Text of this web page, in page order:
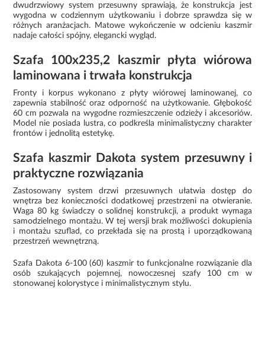
dwudrzwiowy system przesuwny sprawiają, że konstrukcja jest
wygodna w codziennym użytkowaniu i dobrze sprawdza się w
różnych aranżacjach. Matowe wykończenie w odcieniu kaszmir
nadaje całości spójny, elegancki wygląd.
Szafa 100x235,2 kaszmir płyta wiórowa
laminowana i trwała konstrukcja
Fronty i korpus wykonano z płyty wiórowej laminowanej, co
zapewnia stabilność oraz odporność na użytkowanie. Głębokość
60 cm pozwala na wygodne rozmieszczenie odzieży i akcesoriów.
Model nie posiada lustra, co podkreśla minimalistyczny charakter
frontów i jednolitą estetykę.
Szafa kaszmir Dakota system przesuwny i
praktyczne rozwiązania
Zastosowany system drzwi przesuwnych ułatwia dostęp do
wnętrza bez konieczności dodatkowej przestrzeni na otwieranie.
Waga 80 kg świadczy o solidnej konstrukcji, a produkt wymaga
samodzielnego montażu. W tej wersji brak możliwości dokupienia
i montażu szuflad, co przekłada się na prostą i uporządkowaną
przestrzeń wewnętrzną.
Szafa Dakota 6-100 (60) kaszmir to funkcjonalne rozwiązanie dla
osób szukających pojemnej, nowoczesnej szafy 100 cm w
stonowanej kolorystyce i minimalistycznym stylu.